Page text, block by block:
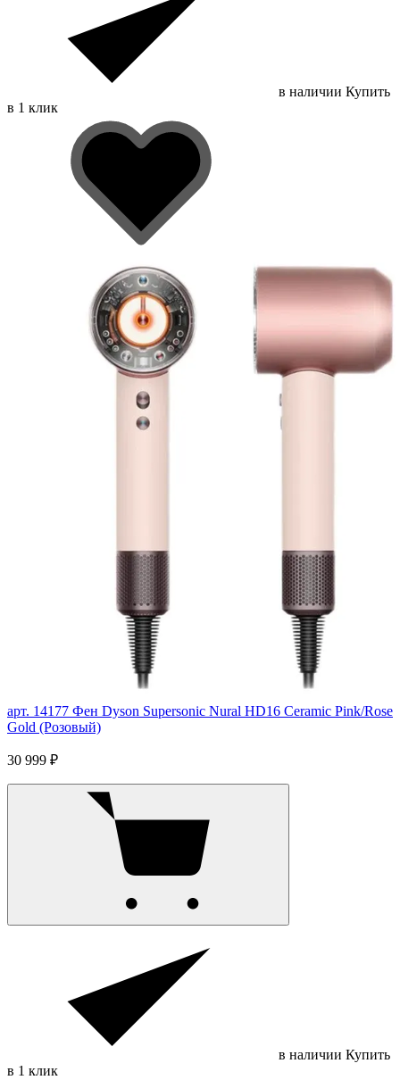
в наличии Купить
в 1 клик
арт. 14177 Фен Dyson Supersonic Nural HD16 Ceramic Pink/Rose
Gold (Розовый)
30 999 ₽
в наличии Купить
в 1 клик